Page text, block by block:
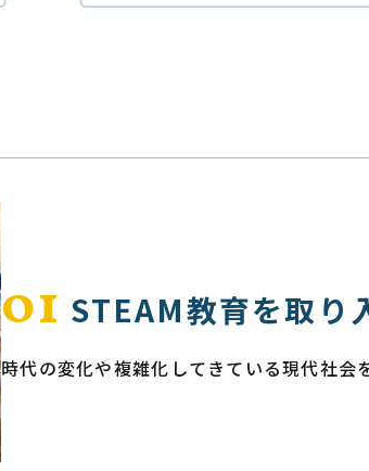
01 STEAM教育を取り
時代の変化や複雑化してきている現代社会